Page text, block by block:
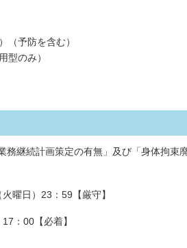
（予防を含む）
型のみ）
務継続計画策定の有無」及び「身体拘束
曜日）23：59【厳守】
：00【必着】